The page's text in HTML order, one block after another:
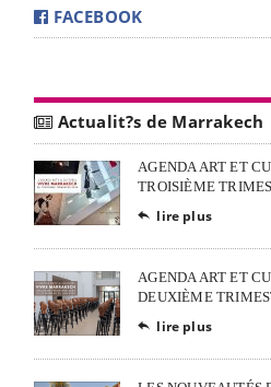
FACEBOOK
Actualit?s de Marrakech
AGENDA ART ET
TROISIÈME
 lire plus
AGENDA ART ET
DEUXIÈME
 lire plus